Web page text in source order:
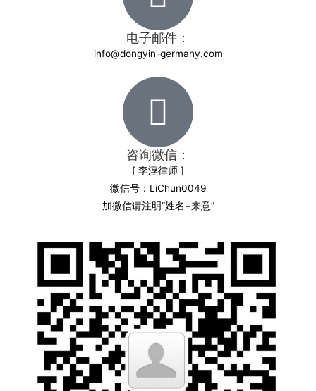
电子邮件：
info@dongyin-germany.com
咨询微信：
[ 李淳律师 ]
微信号：LiChun0049
加微信请注明“姓名+来意”